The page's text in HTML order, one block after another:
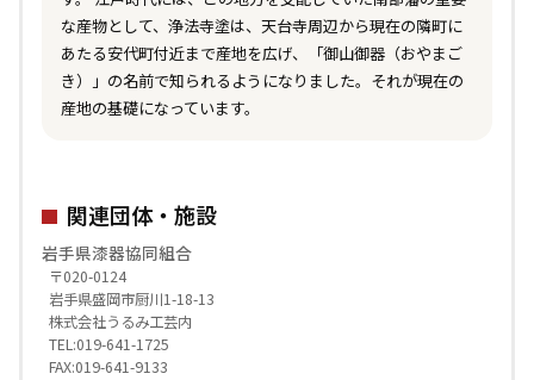
な産物として、浄法寺塗は、天台寺周辺から現在の隣町に
あたる安代町付近まで産地を広げ、「御山御器（おやまご
き）」の名前で知られるようになりました。それが現在の
産地の基礎になっています。
関連団体・施設
岩手県漆器協同組合
〒020-0124
岩手県盛岡市厨川1-18-13
株式会社うるみ工芸内
TEL:019-641-1725
FAX:019-641-9133